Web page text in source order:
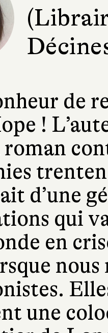
de
!
roman
d’une
qui
en
une